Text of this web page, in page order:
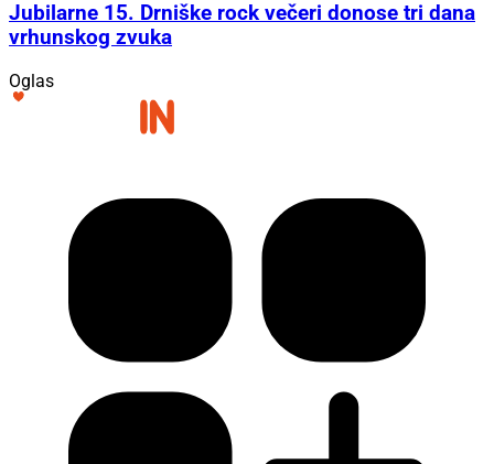
Jubilarne 15. Drniške rock večeri donose tri dana
vrhunskog zvuka
Oglas